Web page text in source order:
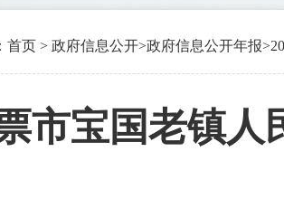
首页 > 政府信息公开>政府信息公开年报>
市宝国老镇人